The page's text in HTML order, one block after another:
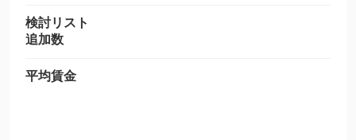
検討リスト
追加数
平均賃金